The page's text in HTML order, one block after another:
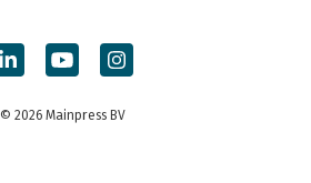
© 2026 Mainpress BV